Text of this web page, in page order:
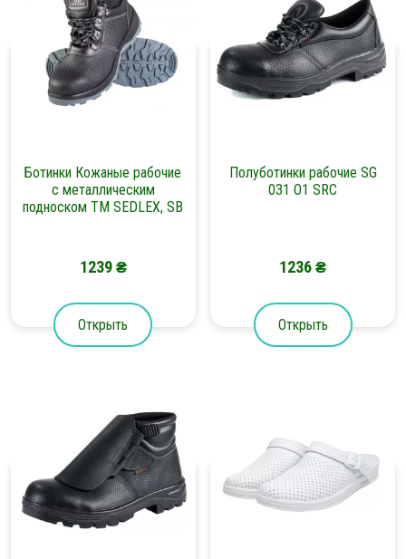
Ботинки Кожаные рабочие
с металлическим
подноском TM SEDLEX, SB
1239₴
Открыть
Полуботинки рабочие SG
031 O1 SRC
1236₴
Открыть